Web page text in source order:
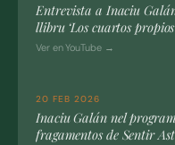
Entrevista a Inaciu
llibru ‘Los cuartos
Ver en YouTube →
20 FEB 2026
Inaciu Galán nel
fragamentos de Sentir